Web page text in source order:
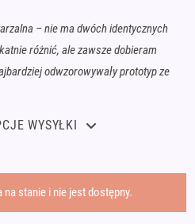
– nie ma dwóch identycznych
różnić, ale zawsze dobieram
odwzorowywały prototyp ze
WYSYŁKI
stanie i nie jest dostępny.